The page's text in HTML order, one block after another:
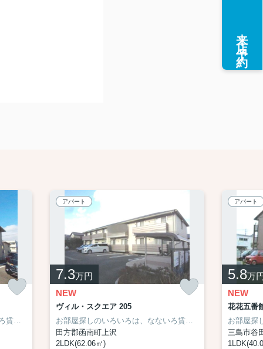
お部屋探しのいろいろは、なないろ賃貸まで☆
アパート
7.3万円
NEW
ヴィル・スクエア 205
お部屋探しのいろいろは、なないろ賃貸まで☆
田方郡函南町上沢
2LDK(62.06㎡)
アパート
5.8万
NEW
花花五番
三島市谷
来店予約